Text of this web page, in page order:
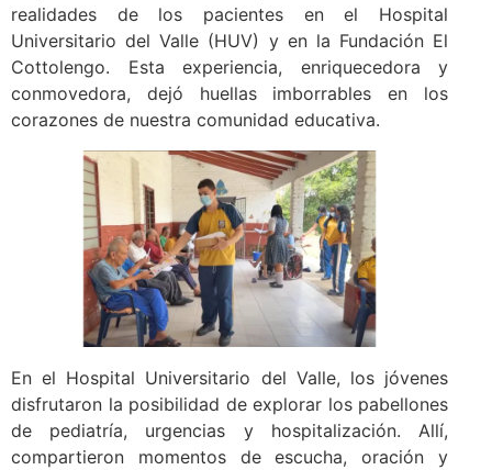
realidades de los pacientes en el Hospital
Universitario del Valle (HUV) y en la Fundación El
Cottolengo. Esta experiencia, enriquecedora y
conmovedora, dejó huellas imborrables en los
corazones de nuestra comunidad educativa.
En el Hospital Universitario del Valle, los jóvenes
disfrutaron la posibilidad de explorar los pabellones
de pediatría, urgencias y hospitalización. Allí,
compartieron momentos de escucha, oración y